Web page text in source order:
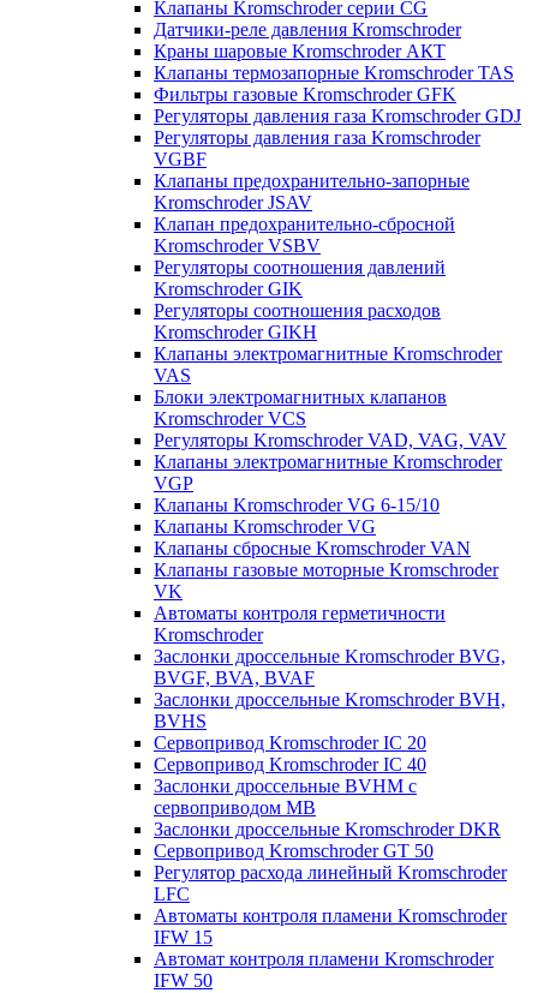
Клапаны Kromschroder серии CG
Датчики-реле давления Kromschroder
Краны шаровые Kromschroder АКТ
Клапаны термозапорные Kromschroder TAS
Фильтры газовые Kromschroder GFK
Регуляторы давления газа Kromschroder GDJ
Регуляторы давления газа Kromschroder
VGBF
Клапаны предохранительно-запорные
Kromschroder JSAV
Клапан предохранительно-сбросной
Kromschroder VSBV
Регуляторы соотношения давлений
Kromschroder GIK
Регуляторы соотношения расходов
Kromschroder GIKH
Клапаны электромагнитные Kromschroder
VAS
Блоки электромагнитных клапанов
Kromschroder VCS
Регуляторы Kromschroder VAD, VAG, VAV
Клапаны электромагнитные Kromschroder
VGP
Клапаны Kromschroder VG 6-15/10
Клапаны Kromschroder VG
Клапаны сбросные Kromschroder VAN
Клапаны газовые моторные Kromschroder
VK
Автоматы контроля герметичности
Kromschroder
Заслонки дроссельные Kromschroder BVG,
BVGF, BVA, BVAF
Заслонки дроссельные Kromschroder BVH,
BVHS
Сервопривод Kromschroder IC 20
Сервопривод Kromschroder IC 40
Заслонки дроссельные BVHM с
сервоприводом МВ
Заслонки дроссельные Kromschroder DKR
Cервопривод Kromschroder GT 50
Регулятор расхода линейный Kromschroder
LFC
Автоматы контроля пламени Kromschroder
IFW 15
Автомат контроля пламени Kromschroder
IFW 50